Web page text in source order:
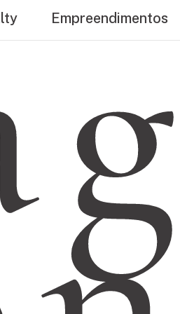
Empreendimentos